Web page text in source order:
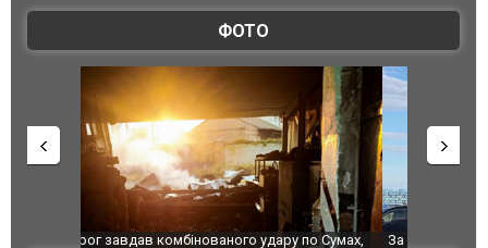
ФОТО
За 2000 кілометрів від кордону з Україною: в
"Мої